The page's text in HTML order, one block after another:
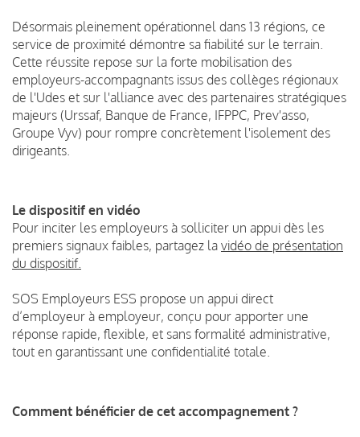
Désormais pleinement opérationnel dans 13 régions, ce
service de proximité démontre sa fiabilité sur le terrain.
Cette réussite repose sur la forte mobilisation des
employeurs-accompagnants issus des collèges régionaux
de l'Udes et sur l'alliance avec des partenaires stratégiques
majeurs (Urssaf, Banque de France, IFPPC, Prev'asso,
Groupe Vyv) pour rompre concrètement l'isolement des
dirigeants.
Le dispositif en vidéo
Pour inciter les employeurs à solliciter un appui dès les
premiers signaux faibles, partagez la vidéo de présentation
du dispositif.
SOS Employeurs ESS propose un appui direct
d’employeur à employeur, conçu pour apporter une
réponse rapide, flexible, et sans formalité administrative,
tout en garantissant une confidentialité totale.
Comment bénéficier de cet accompagnement ?